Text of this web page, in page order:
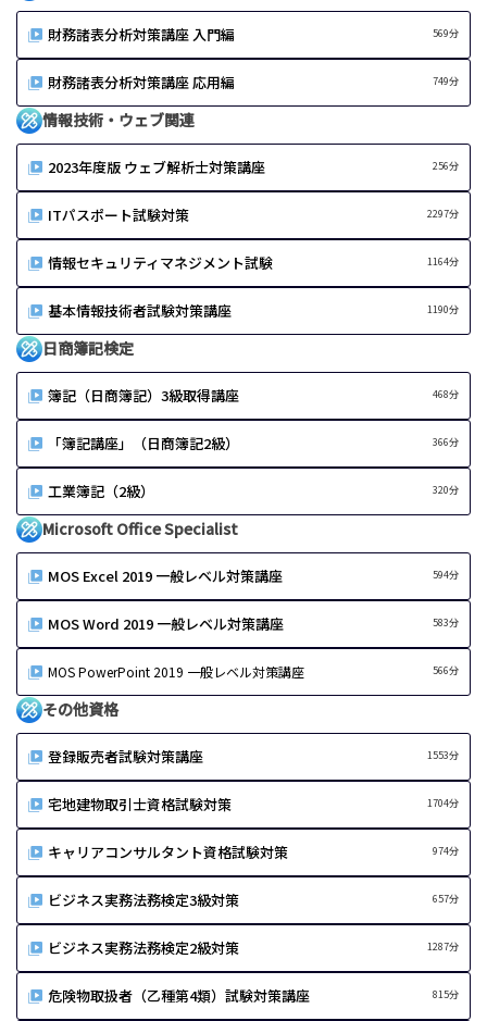
財務諸表分析対策講座 入門編 569分
財務諸表分析対策講座 応用編 749分
情報技術・ウェブ関連
2023年度版 ウェブ解析士対策講座 256分
ITパスポート試験対策 2297分
情報セキュリティマネジメント試験 1164分
基本情報技術者試験対策講座 1190分
日商簿記検定
簿記（日商簿記）3級取得講座 468分
「簿記講座」（日商簿記2級） 366分
工業簿記（2級） 320分
Microsoft Office Specialist
MOS Excel 2019 一般レベル対策講座 594分
MOS Word 2019 一般レベル対策講座 583分
MOS PowerPoint 2019 一般レベル対策講座 566分
その他資格
登録販売者試験対策講座 1553分
宅地建物取引士資格試験対策 1704分
キャリアコンサルタント資格試験対策 974分
ビジネス実務法務検定3級対策 657分
ビジネス実務法務検定2級対策 1287分
危険物取扱者（乙種第4類）試験対策講座 815分